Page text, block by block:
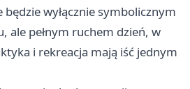
wyłącznie symbolicznym
ale pełnym ruchem dzień, w
i rekreacja mają iść jednym